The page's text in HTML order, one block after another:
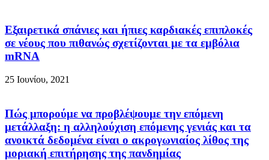
Εξαιρετικά σπάνιες και ήπιες καρδιακές επιπλοκές
σε νέους που πιθανώς σχετίζονται με τα εμβόλια
mRNA
25 Ιουνίου, 2021
Πώς μπορούμε να προβλέψουμε την επόμενη
μετάλλαξη: η αλληλούχιση επόμενης γενιάς και τα
ανοικτά δεδομένα είναι ο ακρογωνιαίος λίθος της
μοριακή επιτήρησης της πανδημίας